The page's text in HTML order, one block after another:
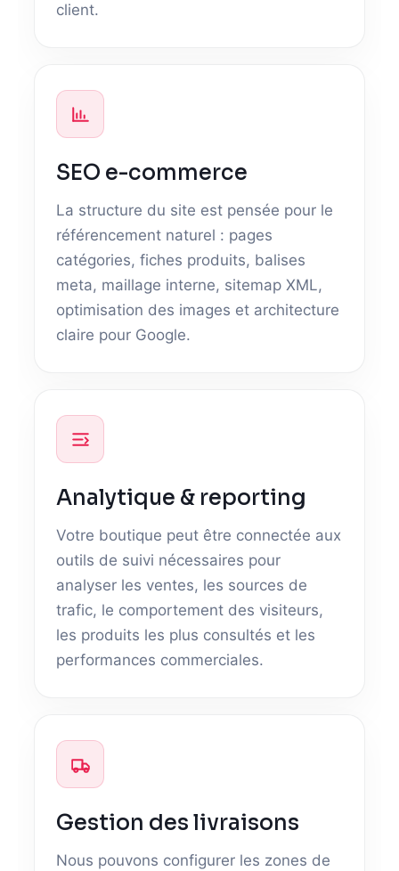
client.
SEO e-commerce
La structure du site est pensée pour le
référencement naturel : pages
catégories, fiches produits, balises
meta, maillage interne, sitemap XML,
optimisation des images et architecture
claire pour Google.
Analytique & reporting
Votre boutique peut être connectée aux
outils de suivi nécessaires pour
analyser les ventes, les sources de
trafic, le comportement des visiteurs,
les produits les plus consultés et les
performances commerciales.
Gestion des livraisons
Nous pouvons configurer les zones de